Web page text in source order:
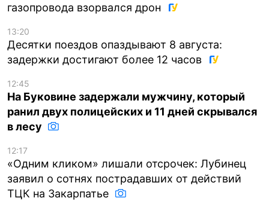
газопровода взорвался дрон
13:20
Десятки поездов опаздывают 8 августа:
задержки достигают более 12 часов
12:45
На Буковине задержали мужчину, который
ранил двух полицейских и 11 дней скрывался
в лесу
12:17
«Одним кликом» лишали отсрочек: Лубинец
заявил о сотнях пострадавших от действий
ТЦК на Закарпатье